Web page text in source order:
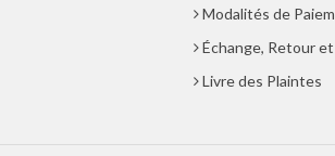
Modalités de
Échange, Retour
Livre des Plaintes